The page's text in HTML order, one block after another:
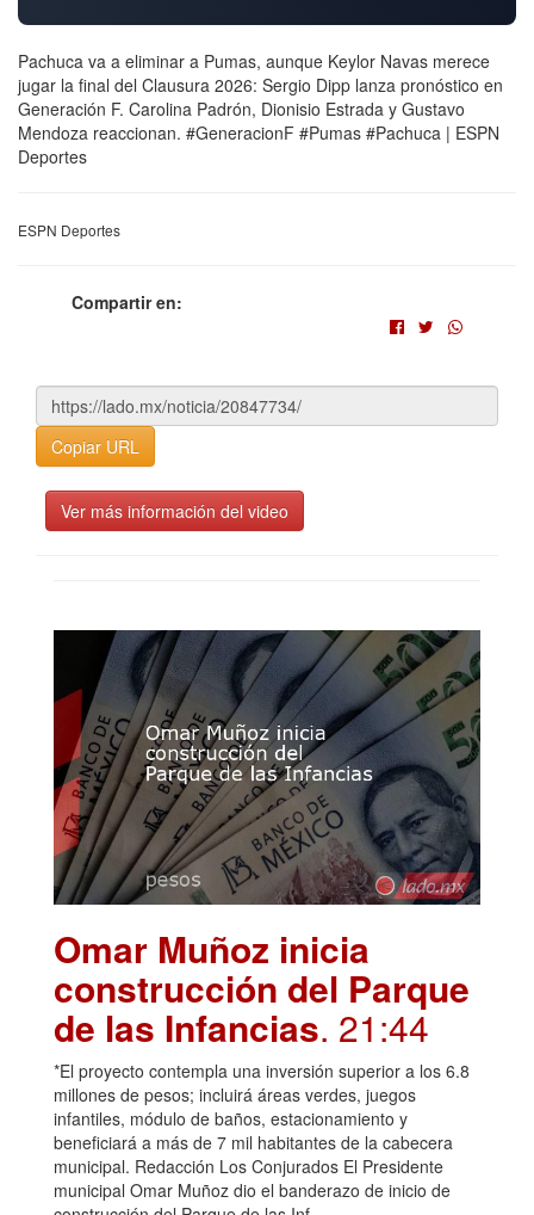
Pachuca va a eliminar a Pumas, aunque Keylor Navas merece
jugar la final del Clausura 2026: Sergio Dipp lanza pronóstico en
Generación F. Carolina Padrón, Dionisio Estrada y Gustavo
Mendoza reaccionan. #GeneracionF #Pumas #Pachuca | ESPN
Deportes
ESPN Deportes
Compartir en:
Copiar URL
Ver más información del video
Omar Muñoz inicia
construcción del Parque
de las Infancias. 21:44
*El proyecto contempla una inversión superior a los 6.8
millones de pesos; incluirá áreas verdes, juegos
infantiles, módulo de baños, estacionamiento y
beneficiará a más de 7 mil habitantes de la cabecera
municipal. Redacción Los Conjurados El Presidente
municipal Omar Muñoz dio el banderazo de inicio de